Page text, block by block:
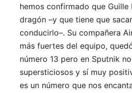
hemos confirmado que
dragón –y que tiene que
conducirlo–. Su compañera
más fuertes del equipo,
número 13 pero en Sputnik
supersticiosos y sí muy
es un número que nos